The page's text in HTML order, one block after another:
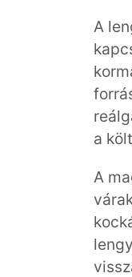
A
a
A